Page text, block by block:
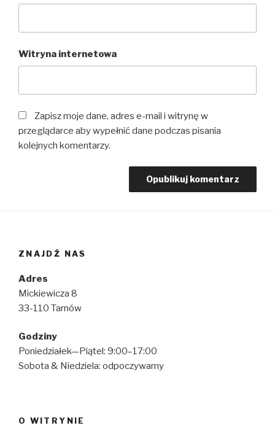
Witryna internetowa
Zapisz moje dane, adres e-mail i witrynę w
przeglądarce aby wypełnić dane podczas pisania
kolejnych komentarzy.
ZNAJDŹ NAS
Adres
Mickiewicza 8
33-110 Tarnów
Godziny
Poniedziałek—Piątel: 9:00–17:00
Sobota & Niedziela: odpoczywamy
O WITRYNIE